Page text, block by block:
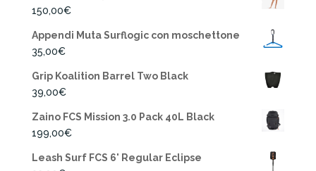
150,00€
Appendi Muta Surflogic con moschettone
35,00€
Grip Koalition Barrel Two Black
39,00€
Zaino FCS Mission 3.0 Pack 40L Black
199,00€
Leash Surf FCS 6' Regular Eclipse